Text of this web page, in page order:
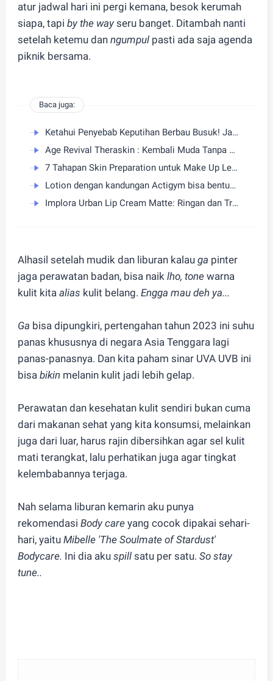
atur jadwal hari ini pergi kemana, besok kerumah
siapa, tapi by the way seru banget. Ditambah nanti
setelah ketemu dan ngumpul pasti ada saja agenda
piknik bersama.
Baca juga:
Ketahui Penyebab Keputihan Berbau Busuk! Jaga Miss-V Tetap Wangi!
Age Revival Theraskin : Kembali Muda Tanpa Ditunda
7 Tahapan Skin Preparation untuk Make Up Lebaran yang Flawless
Lotion dengan kandungan Actigym bisa bentuk tubuh ideal! BC Skin by B Clinic kenalkan Actigym ke Indonesia
Implora Urban Lip Cream Matte: Ringan dan Transferproof
Alhasil setelah mudik dan liburan kalau ga pinter
jaga perawatan badan, bisa naik lho, tone warna
kulit kita alias kulit belang. Engga mau deh ya...
Ga bisa dipungkiri, pertengahan tahun 2023 ini suhu
panas khususnya di negara Asia Tenggara lagi
panas-panasnya. Dan kita paham sinar UVA UVB ini
bisa bikin melanin kulit jadi lebih gelap.
Perawatan dan kesehatan kulit sendiri bukan cuma
dari makanan sehat yang kita konsumsi, melainkan
juga dari luar, harus rajin dibersihkan agar sel kulit
mati terangkat, lalu perhatikan juga agar tingkat
kelembabannya terjaga.
Nah selama liburan kemarin aku punya
rekomendasi Body careyang cocok dipakai sehari-
hari, yaitu Mibelle 'The Soulmate of Stardust'
Bodycare. Ini dia aku spill satu per satu. So stay
tune..